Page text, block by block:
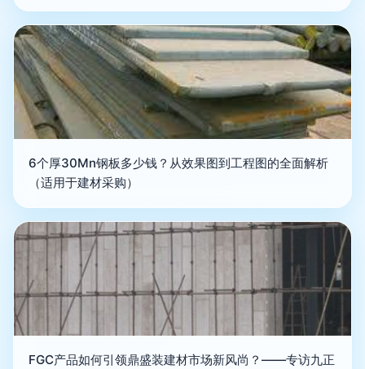
6个厚30Mn钢板多少钱？从效果图到工程图的全面解析
（适用于建材采购）
FGC产品如何引领鼎盛装建材市场新风尚？——专访九正